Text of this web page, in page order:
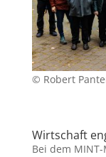
© Robert
Wirtschaft
Bei dem